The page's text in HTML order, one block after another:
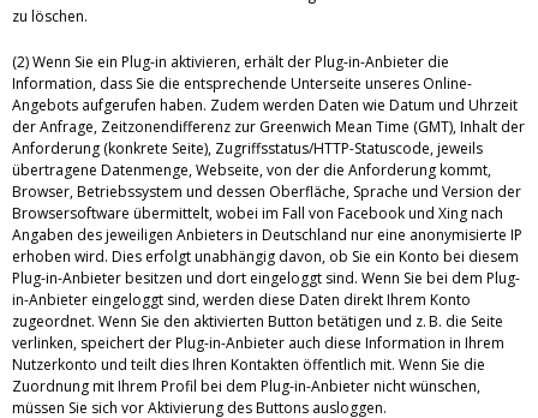
zu löschen.
(2) Wenn Sie ein Plug-in aktivieren, erhält der Plug-in-Anbieter die
Information, dass Sie die entsprechende Unterseite unseres Online-
Angebots aufgerufen haben. Zudem werden Daten wie Datum und Uhrzeit
der Anfrage, Zeitzonendifferenz zur Greenwich Mean Time (GMT), Inhalt der
Anforderung (konkrete Seite), Zugriffsstatus/HTTP-Statuscode, jeweils
übertragene Datenmenge, Webseite, von der die Anforderung kommt,
Browser, Betriebssystem und dessen Oberfläche, Sprache und Version der
Browsersoftware übermittelt, wobei im Fall von Facebook und Xing nach
Angaben des jeweiligen Anbieters in Deutschland nur eine anonymisierte IP
erhoben wird. Dies erfolgt unabhängig davon, ob Sie ein Konto bei diesem
Plug-in-Anbieter besitzen und dort eingeloggt sind. Wenn Sie bei dem Plug-
in-Anbieter eingeloggt sind, werden diese Daten direkt Ihrem Konto
zugeordnet. Wenn Sie den aktivierten Button betätigen und z. B. die Seite
verlinken, speichert der Plug-in-Anbieter auch diese Information in Ihrem
Nutzerkonto und teilt dies Ihren Kontakten öffentlich mit. Wenn Sie die
Zuordnung mit Ihrem Profil bei dem Plug-in-Anbieter nicht wünschen,
müssen Sie sich vor Aktivierung des Buttons ausloggen.